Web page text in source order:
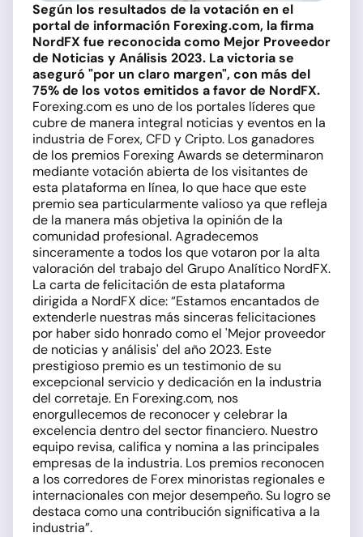
Según los resultados de la votación en el
portal de información Forexing.com, la firma
NordFX fue reconocida como Mejor Proveedor
de Noticias y Análisis 2023. La victoria se
aseguró "por un claro margen", con más del
75% de los votos emitidos a favor de NordFX.
Forexing.com es uno de los portales líderes que
cubre de manera integral noticias y eventos en la
industria de Forex, CFD y Cripto. Los ganadores
de los premios Forexing Awards se determinaron
mediante votación abierta de los visitantes de
esta plataforma en línea, lo que hace que este
premio sea particularmente valioso ya que refleja
de la manera más objetiva la opinión de la
comunidad profesional. Agradecemos
sinceramente a todos los que votaron por la alta
valoración del trabajo del Grupo Analítico NordFX.
La carta de felicitación de esta plataforma
dirigida a NordFX dice: “Estamos encantados de
extenderle nuestras más sinceras felicitaciones
por haber sido honrado como el 'Mejor proveedor
de noticias y análisis' del año 2023. Este
prestigioso premio es un testimonio de su
excepcional servicio y dedicación en la industria
del corretaje. En Forexing.com, nos
enorgullecemos de reconocer y celebrar la
excelencia dentro del sector financiero. Nuestro
equipo revisa, califica y nomina a las principales
empresas de la industria. Los premios reconocen
a los corredores de Forex minoristas regionales e
internacionales con mejor desempeño. Su logro se
destaca como una contribución significativa a la
industria”.